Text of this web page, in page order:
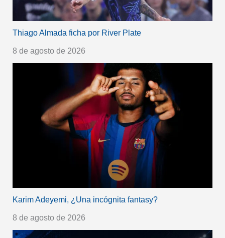
Thiago Almada ficha por River Plate
8 de agosto de 2026
Karim Adeyemi, ¿Una incógnita fantasy?
8 de agosto de 2026